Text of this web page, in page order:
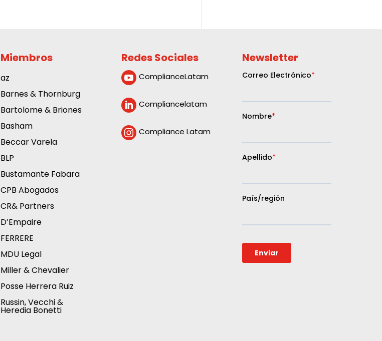
Miembros
az
Barnes & Thornburg
Bartolome & Briones
Basham
Beccar Varela
BLP
Bustamante Fabara
CPB Abogados
CR& Partners
D’Empaire
FERRERE
MDU Legal
Miller & Chevalier
Posse Herrera Ruiz
Russin, Vecchi &
Heredia Bonetti
Redes Sociales
 ComplianceLatam
 Compliancelatam
 Compliance Latam
Newsletter